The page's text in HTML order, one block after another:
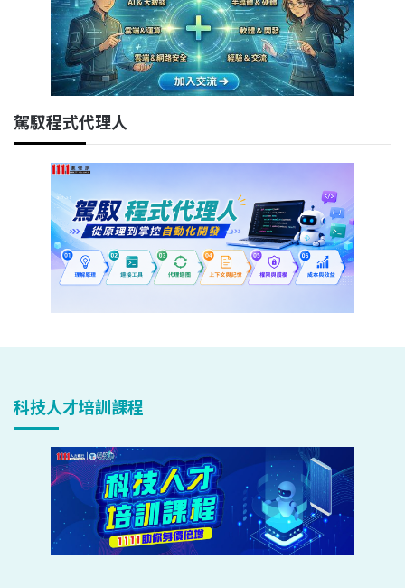
駕馭程式代理人
科技人才培訓課程